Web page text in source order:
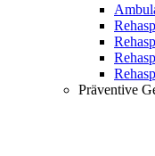
Präventive